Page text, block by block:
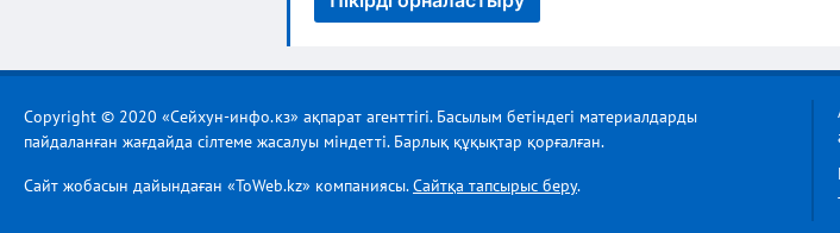
Copyright © 2020 «Сейхун-инфо.кз» ақпарат агенттігі. Басылым бетіндегі материалдарды
пайдаланған жағдайда сілтеме жасалуы міндетті. Барлық құқықтар қорғалған.
Сайт жобасын дайындаған «ToWeb.kz» компаниясы.Сайтқа тапсырыс беру.